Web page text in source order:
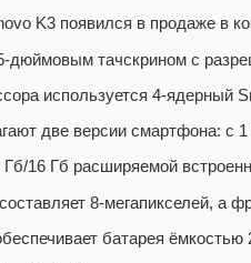
K3 появился в продаже в
дюймовым тачскрином с
используется 4-ядерный
две версии смартфона: с
16 Гб расширяемой
8-мегапикселей, а
батарея ёмкостью